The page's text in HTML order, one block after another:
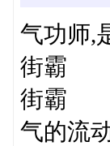
气功师,
街霸
街霸
气的流